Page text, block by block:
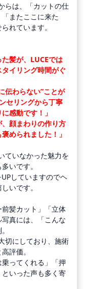
らは、「カットの仕
またここに来た
れています。
髪が、LUCEでは
イリング時間がぐ
伝わらない”ことが
セリングから丁寧
感動です！」
、顔まわりの作り方
められました！」
ていなかった魅力を
いです。
していますのでヘ
いです。
髪カット」「立体
真には、「こんな
切にしており、施術
評価。
乗ってくれる」「押
いった声も多く寄